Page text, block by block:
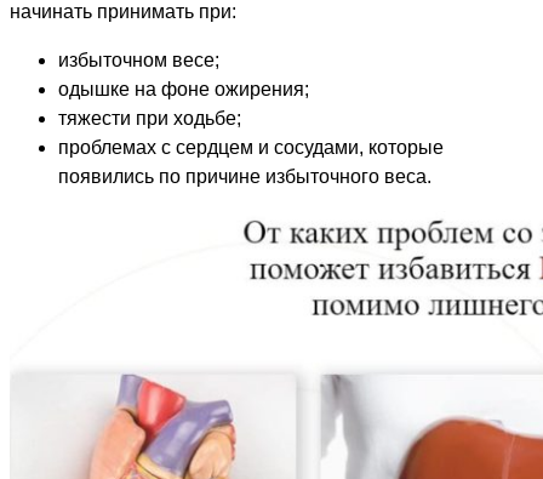
начинать принимать при:
избыточном весе;
одышке на фоне ожирения;
тяжести при ходьбе;
проблемах с сердцем и сосудами, которые
появились по причине избыточного веса.